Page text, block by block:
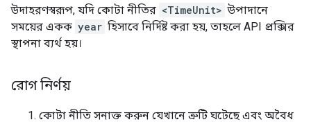
উদাহরণস্বরূপ, যদি কোটা নীতির <TimeUnit> উপাদানে
সময়ের একক year হিসাবে নির্দিষ্ট করা হয়, তাহলে API প্রক্সির
স্থাপনা ব্যর্থ হয়।
রোগ নির্ণয়
কোটা নীতি সনাক্ত করুন যেখানে ত্রুটি ঘটেছে এবং অবৈধ